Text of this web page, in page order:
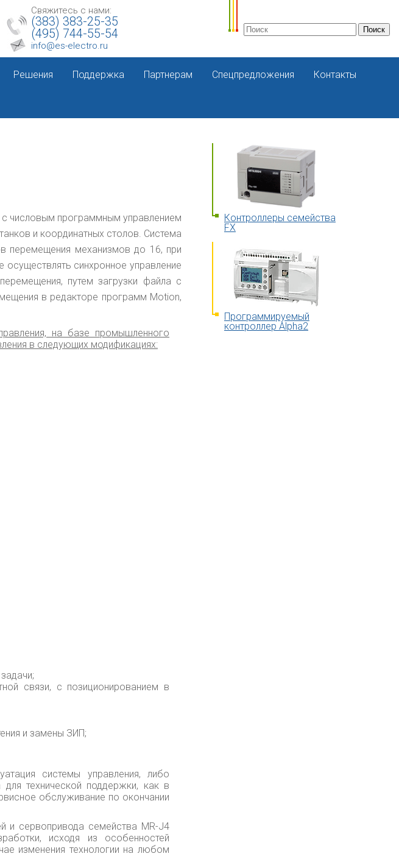
Свяжитесь с нами:
(383) 383-25-35
(495) 744-55-54
info@es-electro.ru
Решения Поддержка Партнерам Спецпредложения Контакты
числовым программным управлением
и координатных столов. Система
перемещения механизмов до 16, при
синхронное управление
путем загрузки файла с
в редакторе программ Motion,
на базе промышленного
в следующих модификациях:
связи, с позиционированием в
и замены ЗИП;
системы управления, либо
технической поддержки, как в
обслуживание по окончании
и сервопривода семейства MR-J4
исходя из особенностей
изменения технологии на любом
Контроллеры семейства
FX
Программируемый
контроллер Alpha2